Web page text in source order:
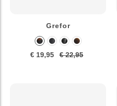
Grefor
€ 19,95 € 22,95